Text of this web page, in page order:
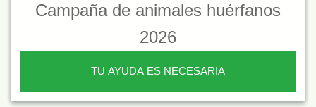
Campaña de animales huérfanos
2026
TU AYUDA ES NECESARIA